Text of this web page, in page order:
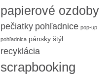
papierové ozdoby
pečiatky pohľadnice pop-up
pohľadnica pánsky štýl
recyklácia
scrapbooking